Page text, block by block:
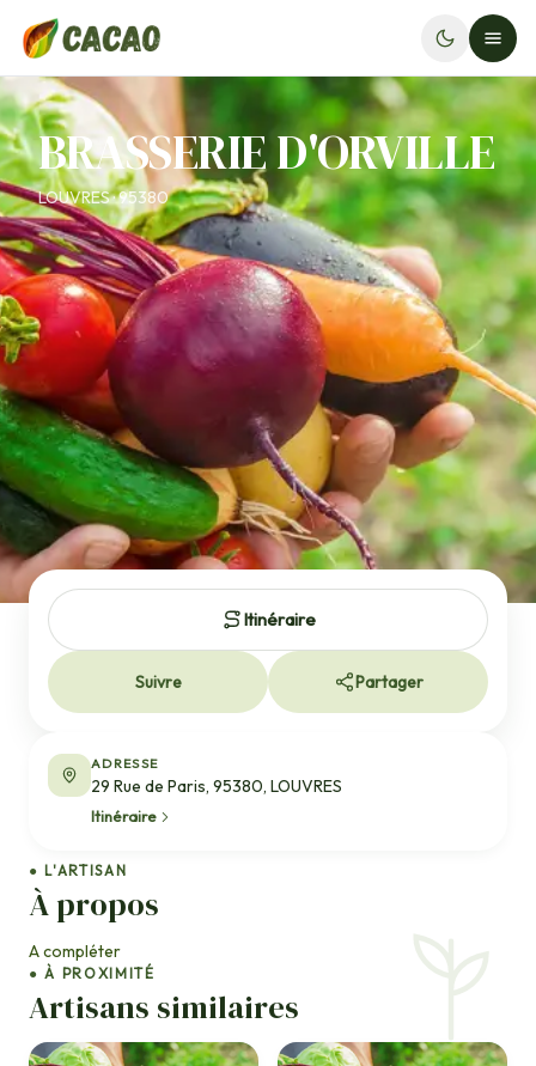
BRASSERIE D'ORVILLE
LOUVRES · 95380
● L'ARTISAN
À propos
A compléter
● À PROXIMITÉ
Artisans similaires
Itinéraire
Suivre Partager
ADRESSE
29 Rue de Paris, 95380, LOUVRES
Itinéraire